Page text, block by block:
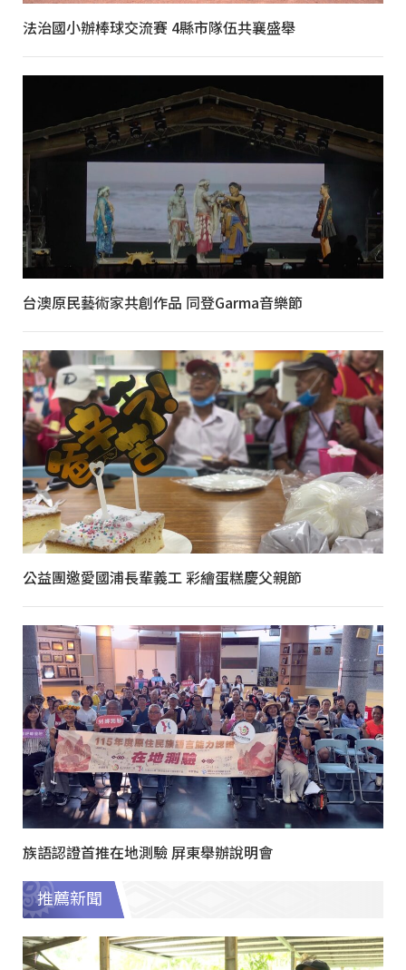
法治國小辦棒球交流賽 4縣市隊伍共襄盛舉
台澳原民藝術家共創作品 同登Garma音樂節
公益團邀愛國浦長輩義工 彩繪蛋糕慶父親節
族語認證首推在地測驗 屏東舉辦說明會
推薦新聞